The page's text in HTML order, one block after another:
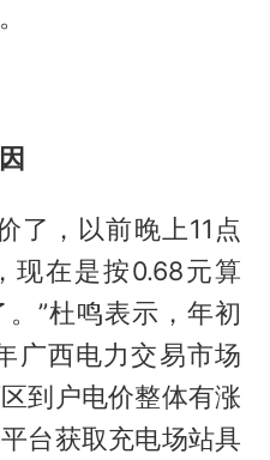
了，以前晚上11点
现在是按0.68元算
”杜鸣表示，年初
广西电力交易市场
到户电价整体有涨
台获取充电场站具